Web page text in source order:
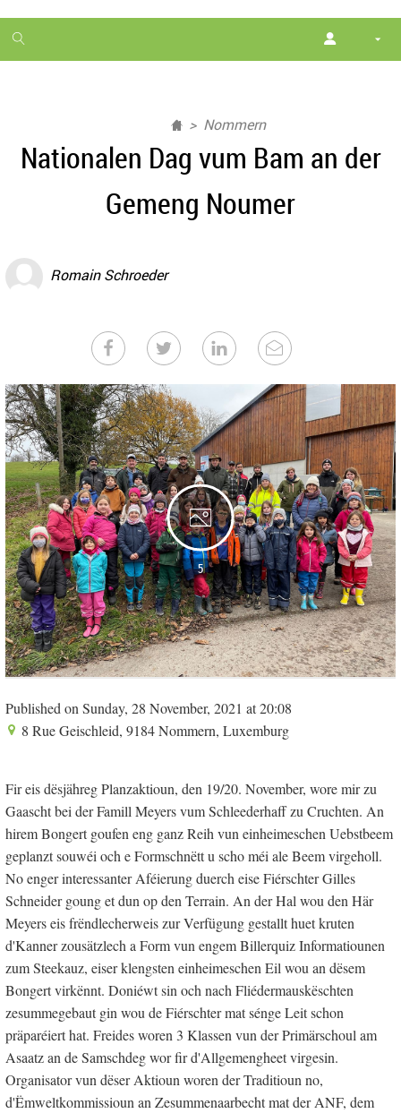
1
month
Nommern
Nationalen Dag vum Bam an der
Gemeng Noumer
Romain Schroeder
5
Published on Sunday, 28 November, 2021 at 20:08
8 Rue Geischleid, 9184 Nommern, Luxemburg
Fir eis dësjähreg Planzaktioun, den 19/20. November, wore mir zu
Gaascht bei der Famill Meyers vum Schleederhaff zu Cruchten. An
hirem Bongert goufen eng ganz Reih vun einheimeschen Uebstbeem
geplanzt souwéi och e Formschnëtt u scho méi ale Beem virgeholl.
No enger interessanter Aféierung duerch eise Fiérschter Gilles
Schneider goung et dun op den Terrain. An der Hal wou den Här
Meyers eis frëndlecherweis zur Verfügung gestallt huet kruten
d'Kanner zousätzlech a Form vun engem Billerquiz Informatiounen
zum Steekauz, eiser klengsten einheimeschen Eil wou an dësem
Bongert virkënnt. Doniéwt sin och nach Fliédermauskëschten
zesummegebaut gin wou de Fiérschter mat sénge Leit schon
präparéiert hat. Freides woren 3 Klassen vun der Primärschoul am
Asaatz an de Samschdeg wor fir d'Allgemengheet virgesin.
Organisator vun dëser Aktioun woren der Traditioun no,
d'Ëmweltkommissioun an Zesummenaarbecht mat der ANF, dem